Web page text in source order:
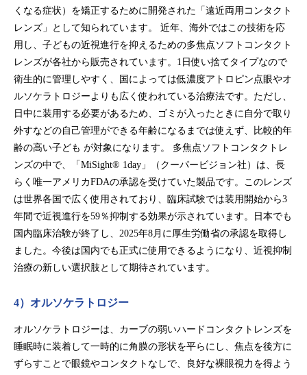
くなる症状）を矯正するために開発された「遠近両用コンタクト
レンズ」として知られています。 近年、海外ではこの技術を応
用し、子どもの近視進行を抑えるための多焦点ソフトコンタクト
レンズが各社から販売されています。1日使い捨てタイプなので
衛生的に管理しやすく、国によっては低濃度アトロピン点眼やオ
ルソケラトロジーよりも広く使われている治療法です。ただし、
日中に装用する必要があるため、ゴミが入ったときに自分で取り
外すなどの自己管理ができる年齢になるまでは使えず、比較的年
齢の高い子ども が対象になります。 多焦点ソフトコンタクトレ
ンズの中で、「MiSight® 1day」（クーパービジョン社）は、長
らく唯一アメリカFDAの承認を受けていた製品です。このレンズ
は世界各国で広く使用されており、臨床試験では装用開始から3
年間で近視進行を59％抑制する効果が示されています。日本でも
国内臨床治験が終了し、2025年8月に厚生労働省の承認を取得し
ました。今後は国内でも正式に使用できるようになり、近視抑制
治療の新しい選択肢として期待されています。
4）オルソケラトロジー
オルソケラトロジーは、カーブの弱いハードコンタクトレンズを
睡眠時に装着して一時的に角膜の形状を平らにし、焦点を後方に
ずらすことで眼鏡やコンタクトなしで、良好な裸眼視力を得よう